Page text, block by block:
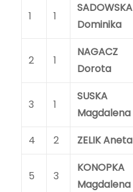
1 1
SADOWSKA
Dominika
2 1
NAGACZ
Dorota
3 1
SUSKA
Magdalena
4 2 ZELIK Aneta
5 3
KONOPKA
Magdalena